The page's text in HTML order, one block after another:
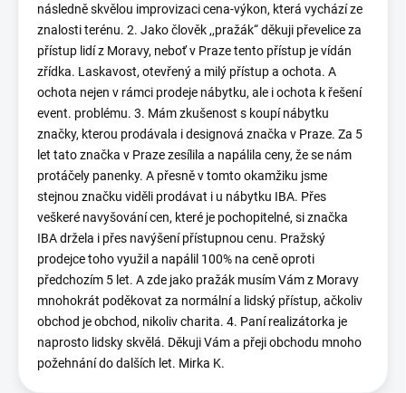
následně skvělou improvizaci cena-výkon, která vychází ze
znalosti terénu. 2. Jako člověk ,,pražák“ děkuji převelice za
přístup lidí z Moravy, neboť v Praze tento přístup je vídán
zřídka. Laskavost, otevřený a milý přístup a ochota. A
ochota nejen v rámci prodeje nábytku, ale i ochota k řešení
event. problému. 3. Mám zkušenost s koupí nábytku
značky, kterou prodávala i designová značka v Praze. Za 5
let tato značka v Praze zesílila a napálila ceny, že se nám
protáčely panenky. A přesně v tomto okamžiku jsme
stejnou značku viděli prodávat i u nábytku IBA. Přes
veškeré navyšování cen, které je pochopitelné, si značka
IBA držela i přes navýšení přístupnou cenu. Pražský
prodejce toho využil a napálil 100% na ceně oproti
předchozím 5 let. A zde jako pražák musím Vám z Moravy
mnohokrát poděkovat za normální a lidský přístup, ačkoliv
obchod je obchod, nikoliv charita. 4. Paní realizátorka je
naprosto lidsky skvělá. Děkuji Vám a přeji obchodu mnoho
požehnání do dalších let. Mirka K.